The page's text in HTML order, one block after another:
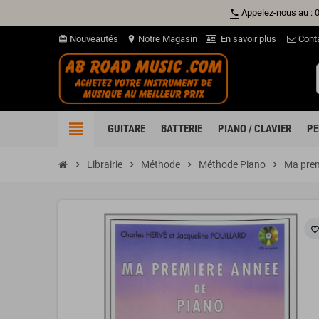
phone Appelez-nous au :
card_giftcard Nouveautés location_on Notre Magasin En savoir plus
view_headline GUITARE BATTERIE PIANO / CLAVIER
chevron_right Librairie chevron_right Méthode chevron_right Méthode Piano chevron_right Ma
favorite_border